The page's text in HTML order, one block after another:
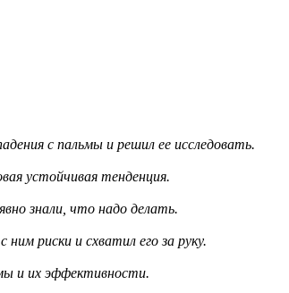
с пальмы и решил ее исследовать.
устойчивая тенденция.
знали, что надо делать.
риски и схватил его за руку.
и их эффективности.